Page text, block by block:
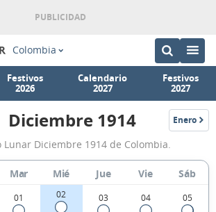
Colombia
Festivos
2026
Calendario
2027
Festivos
2027
Calendario
Lunar
Diciembre
1914
Diciembre 1914 Enero
1915
Lunar Diciembre 1914 de Colombia.
Mar Mié Jue Vie Sáb
01 02 03 04 05